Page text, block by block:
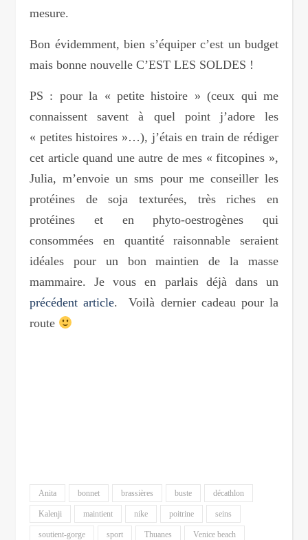
mesure.
Bon évidemment, bien s’équiper c’est un budget
mais bonne nouvelle C’EST LES SOLDES !
PS : pour la « petite histoire » (ceux qui me
connaissent savent à quel point j’adore les
« petites histoires »…), j’étais en train de rédiger
cet article quand une autre de mes « fitcopines »,
Julia, m’envoie un sms pour me conseiller les
protéines de soja texturées, très riches en
protéines et en phyto-oestrogènes qui
consommées en quantité raisonnable seraient
idéales pour un bon maintien de la masse
mammaire. Je vous en parlais déjà dans un
précédent article. Voilà dernier cadeau pour la
route
Anita bonnet brassières buste décathlon
Kalenji maintient nike poitrine seins
soutient-gorge sport Thuanes Venice beach